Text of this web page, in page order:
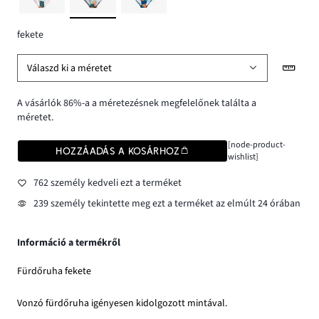
fekete
Válaszd ki a méretet
A vásárlók 86%-a a méretezésnek megfelelőnek találta a
méretet.
HOZZÁADÁS A KOSÁRHOZ
[node-product-
wishlist]
762 személy kedveli ezt a terméket
239 személy tekintette meg ezt a terméket az elmúlt 24 órában
Információ a termékről
Fürdőruha fekete
Vonzó fürdőruha igényesen kidolgozott mintával.